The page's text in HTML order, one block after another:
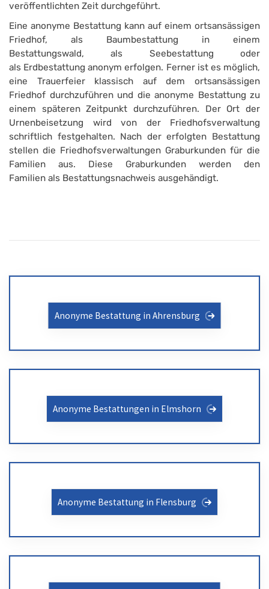
veröffentlichten Zeit durchgeführt.
Eine anonyme Bestattung kann auf einem ortsansässigen
Friedhof, als Baumbestattung in einem
Bestattungswald, als Seebestattung oder
als Erdbestattung anonym erfolgen. Ferner ist es möglich,
eine Trauerfeier klassisch auf dem ortsansässigen
Friedhof durchzuführen und die anonyme Bestattung zu
einem späteren Zeitpunkt durchzuführen. Der Ort der
Urnenbeisetzung wird von der Friedhofsverwaltung
schriftlich festgehalten. Nach der erfolgten Bestattung
stellen die Friedhofsverwaltungen Graburkunden für die
Familien aus. Diese Graburkunden werden den
Familien als Bestattungsnachweis ausgehändigt.
Anonyme Bestattung in Ahrensburg
Anonyme Bestattungen in Elmshorn
Anonyme Bestattung in Flensburg